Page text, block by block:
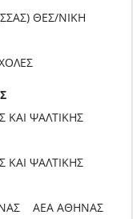
ΘΕΣ/ΝΙΚΗ
ΚΑΙ ΨΑΛΤΙΚΗΣ
ΚΑΙ ΨΑΛΤΙΚΗΣ
ΑΕΑ ΑΘΗΝΑΣ